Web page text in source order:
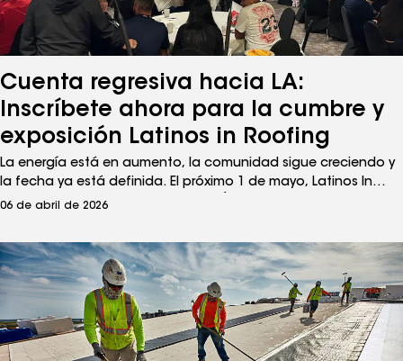
Cuenta regresiva hacia LA:
Inscríbete ahora para la cumbre y
exposición Latinos in Roofing
La energía está en aumento, la comunidad sigue creciendo y
la fecha ya está definida. El próximo 1 de mayo, Latinos In
Roofing llegará al corazón de Los Ángeles para celebrar una
06 de abril de 2026